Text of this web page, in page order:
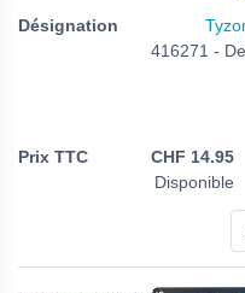
416271 -
CHF 14.95
Disponible